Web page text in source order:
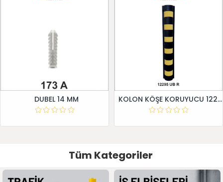
DUBEL 14 MM KOLON KÖŞE KORUYUCU 12295 UB R
Tüm Kategoriler